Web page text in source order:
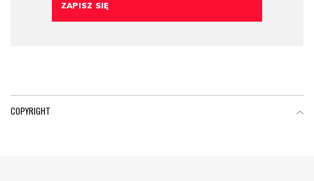
COPYRIGHT